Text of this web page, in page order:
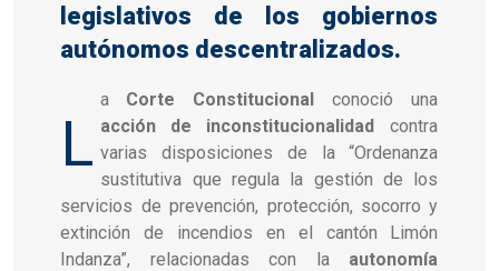
legislativos de los gobiernos
autónomos descentralizados.
L
a Corte Constitucional conoció una
acción de inconstitucionalidad contra
varias disposiciones de la “Ordenanza
sustitutiva que regula la gestión de los
servicios de prevención, protección, socorro y
extinción de incendios en el cantón Limón
Indanza”, relacionadas con la autonomía